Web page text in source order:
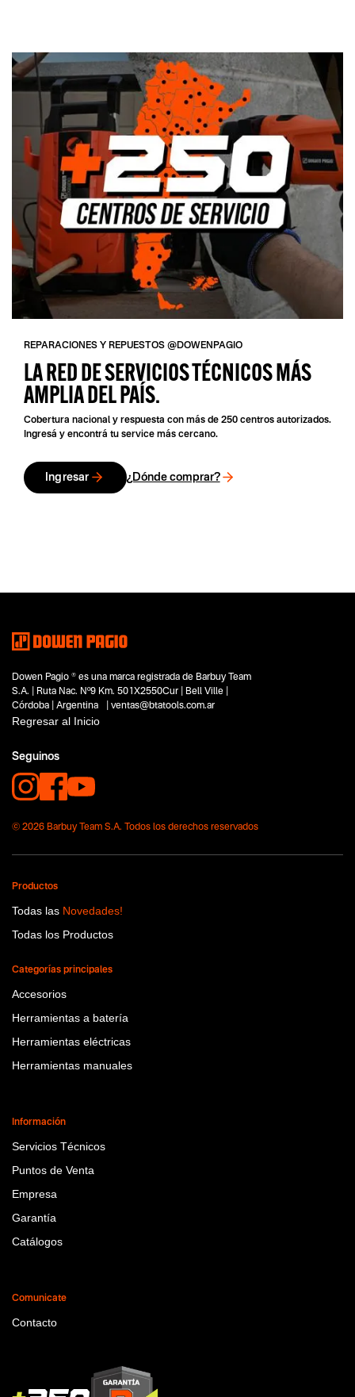
REPARACIONES Y REPUESTOS @DOWENPAGIO
LA RED DE SERVICIOS TÉCNICOS MÁS
AMPLIA DEL PAÍS.
Cobertura nacional y respuesta con más de 250 centros autorizados.
Ingresá y encontrá tu service más cercano.
Ingresar ¿Dónde comprar?
Dowen Pagio ® es una marca registrada de Barbuy Team
S.A. | Ruta Nac. Nº9 Km. 501X2550Cur | Bell Ville |
Córdoba | Argentina | ventas@btatools.com.ar
Regresar al Inicio
Seguinos
© 2026 Barbuy Team S.A. Todos los derechos reservados
Productos
Todas las Novedades!
Todas los Productos
Categorías principales
Accesorios
Herramientas a batería
Herramientas eléctricas
Herramientas manuales
Información
Servicios Técnicos
Puntos de Venta
Empresa
Garantía
Catálogos
Comunicate
Contacto